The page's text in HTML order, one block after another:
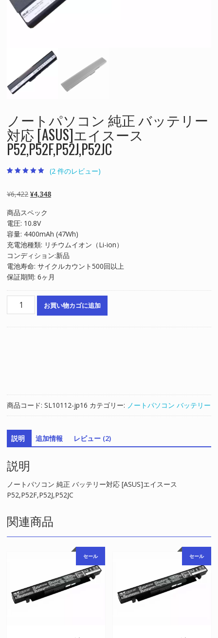
ノートパソコン 純正 バッテリー
対応 [ASUS]エイスース
P52,P52F,P52J,P52JC
評価のうち、
5.00点
(2 件のレビュー)
¥6,422 元
価
格
は
¥6,422
で
し
た。
¥4,348現
格
は
¥4,348
で
す。
商品スペック
電圧: 10.8V
容量: 4400mAh (47Wh)
充電池種類: リチウムイオン（Li-ion）
コンディション:新品
電池寿命: サイクルカウント500回以上
保証期間: 6ヶ月
バ
ッ
テ
リ
ー
応
[ASUS]
エ
イ
ー
ス
P52,P52F,P52J,P52JC
お買い物カゴに追加
商品コード: SL10112-jp16 カテゴリー: ノートパソコン バッテリー
説明 追加情報 レビュー (2)
説明
ノートパソコン 純正 バッテリー対応 [ASUS]エイスース
P52,P52F,P52J,P52JC
関連商品
セール セール